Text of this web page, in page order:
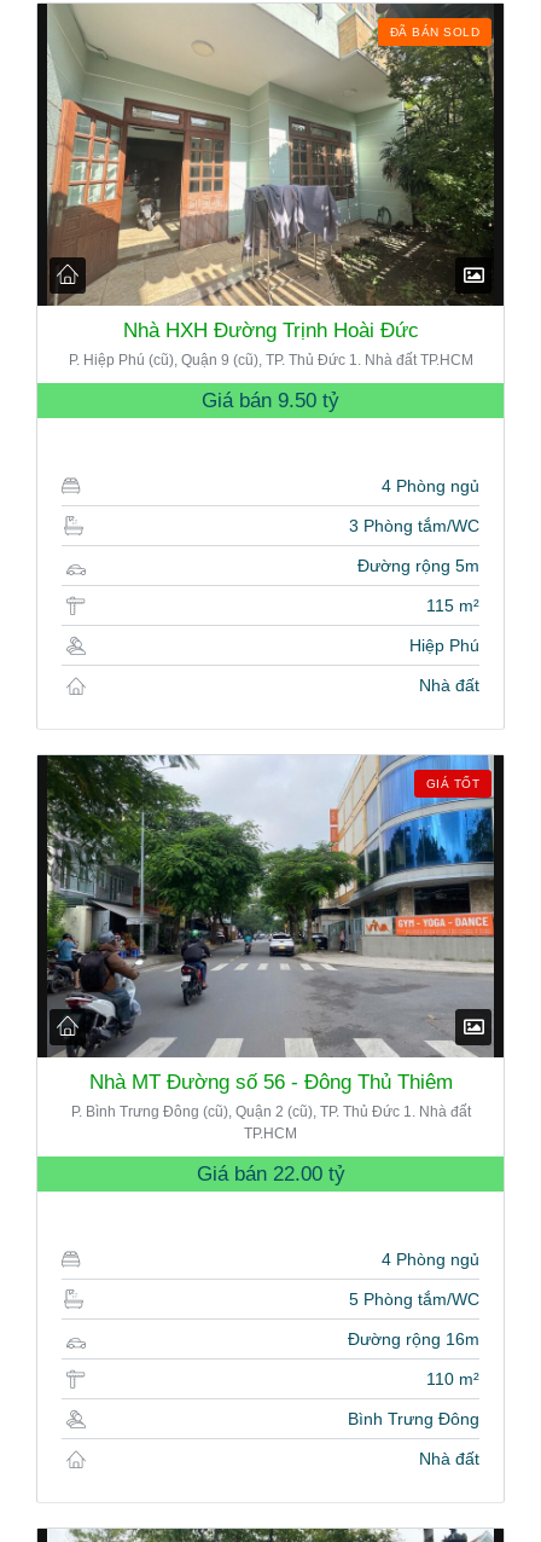
ĐÃ BÁN SOLD
Nhà HXH Đường Trịnh Hoài Đức
P. Hiệp Phú (cũ), Quận 9 (cũ), TP. Thủ Đức 1. Nhà đất TP.HCM
Giá bán 9.50 tỷ
4 Phòng ngủ
3 Phòng tắm/WC
Đường rộng 5m
115 m²
Hiệp Phú
Nhà đất
GIÁ TỐT
Nhà MT Đường số 56 - Đông Thủ Thiêm
P. Bình Trưng Đông (cũ), Quận 2 (cũ), TP. Thủ Đức 1. Nhà đất
TP.HCM
Giá bán 22.00 tỷ
4 Phòng ngủ
5 Phòng tắm/WC
Đường rộng 16m
110 m²
Bình Trưng Đông
Nhà đất